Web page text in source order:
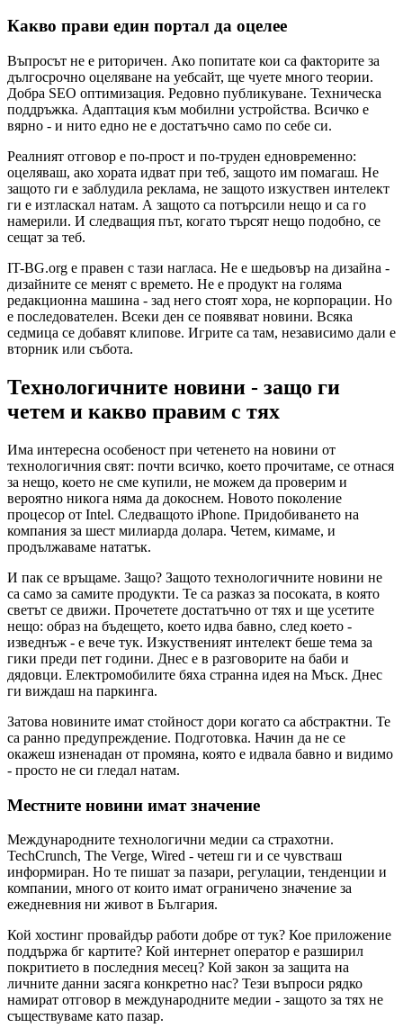
Какво прави един портал да оцелее
Въпросът не е риторичен. Ако попитате кои са факторите за
дългосрочно оцеляване на уебсайт, ще чуете много теории.
Добра SEO оптимизация. Редовно публикуване. Техническа
поддръжка. Адаптация към мобилни устройства. Всичко е
вярно - и нито едно не е достатъчно само по себе си.
Реалният отговор е по-прост и по-труден едновременно:
оцеляваш, ако хората идват при теб, защото им помагаш. Не
защото ги е заблудила реклама, не защото изкуствен интелект
ги е изтласкал натам. А защото са потърсили нещо и са го
намерили. И следващия път, когато търсят нещо подобно, се
сещат за теб.
IT-BG.org е правен с тази нагласа. Не е шедьовър на дизайна -
дизайните се менят с времето. Не е продукт на голяма
редакционна машина - зад него стоят хора, не корпорации. Но
е последователен. Всеки ден се появяват новини. Всяка
седмица се добавят клипове. Игрите са там, независимо дали е
вторник или събота.
Технологичните новини - защо ги
четем и какво правим с тях
Има интересна особеност при четенето на новини от
технологичния свят: почти всичко, което прочитаме, се отнася
за нещо, което не сме купили, не можем да проверим и
вероятно никога няма да докоснем. Новото поколение
процесор от Intel. Следващото iPhone. Придобиването на
компания за шест милиарда долара. Четем, кимаме, и
продължаваме нататък.
И пак се връщаме. Защо? Защото технологичните новини не
са само за самите продукти. Те са разказ за посоката, в която
светът се движи. Прочетете достатъчно от тях и ще усетите
нещо: образ на бъдещето, което идва бавно, след което -
изведнъж - е вече тук. Изкуственият интелект беше тема за
гики преди пет години. Днес е в разговорите на баби и
дядовци. Електромобилите бяха странна идея на Мъск. Днес
ги виждаш на паркинга.
Затова новините имат стойност дори когато са абстрактни. Те
са ранно предупреждение. Подготовка. Начин да не се
окажеш изненадан от промяна, която е идвала бавно и видимо
- просто не си гледал натам.
Местните новини имат значение
Международните технологични медии са страхотни.
TechCrunch, The Verge, Wired - четеш ги и се чувстваш
информиран. Но те пишат за пазари, регулации, тенденции и
компании, много от които имат ограничено значение за
ежедневния ни живот в България.
Кой хостинг провайдър работи добре от тук? Кое приложение
поддържа бг картите? Кой интернет оператор е разширил
покритието в последния месец? Кой закон за защита на
личните данни засяга конкретно нас? Тези въпроси рядко
намират отговор в международните медии - защото за тях не
съществуваме като пазар.